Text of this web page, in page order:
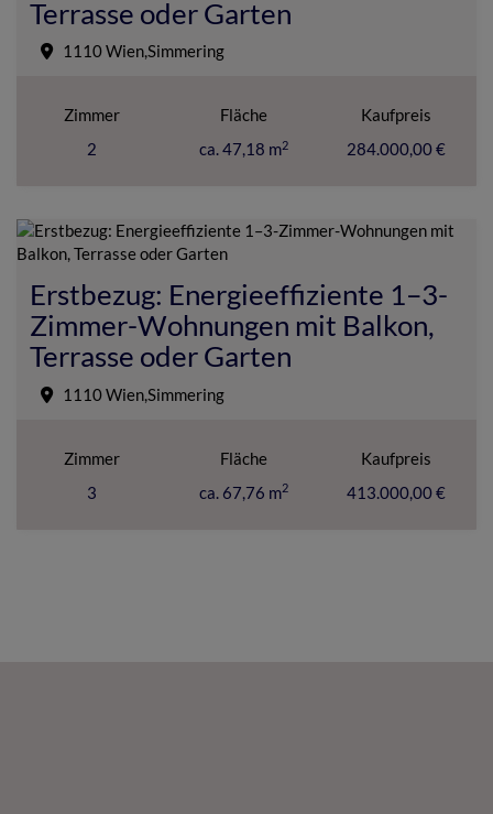
Terrasse oder Garten
1110 Wien,Simmering
Zimmer
2
Fläche
ca. 47,18 m2
Kaufpreis
284.000,00 €
Erstbezug: Energieeffiziente 1–3-
Zimmer-Wohnungen mit Balkon,
Terrasse oder Garten
1110 Wien,Simmering
Zimmer
3
Fläche
ca. 67,76 m2
Kaufpreis
413.000,00 €